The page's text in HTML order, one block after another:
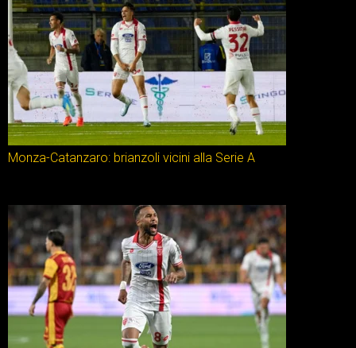
Monza-Catanzaro: brianzoli vicini alla Serie A